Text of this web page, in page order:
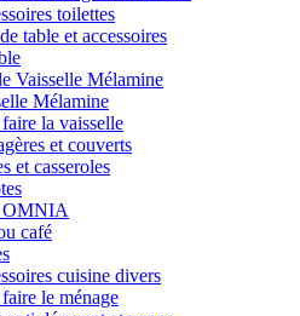
toilettes
table et accessoires
Vaisselle Mélamine
Mélamine
la vaisselle
et couverts
et casseroles
OMNIA
café
cuisine divers
le ménage